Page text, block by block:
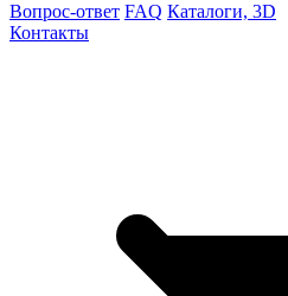
Вопрос-ответ FAQ Каталоги, 3D
Контакты